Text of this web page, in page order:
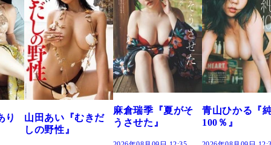
だ
麻倉瑞季『夏がそ
うさせた』
青山ひかる『純度
100％』
溝端 葵『も
つの、あお
で。』
2026年08月09日